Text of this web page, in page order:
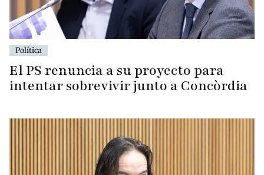
Política
El PS renuncia a su proyecto para
intentar sobrevivir junto a Concòrdia